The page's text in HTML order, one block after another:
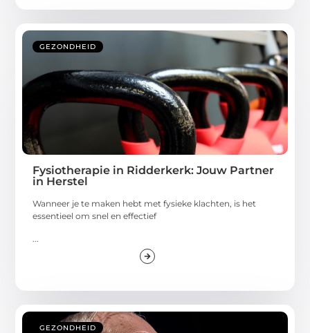
GEZONDHEID
Fysiotherapie in Ridderkerk: Jouw Partner
in Herstel
Wanneer je te maken hebt met fysieke klachten, is het
essentieel om snel en effectief
GEZONDHEID